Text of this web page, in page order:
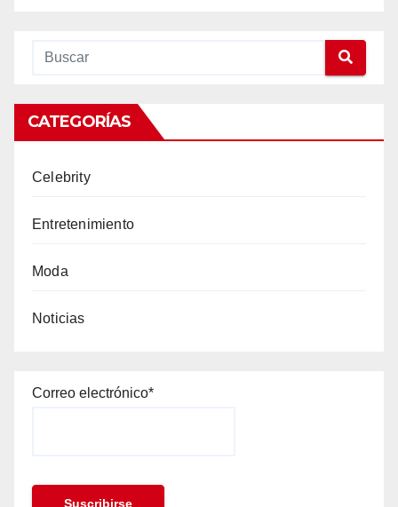
CATEGORÍAS
Celebrity
Entretenimiento
Moda
Noticias
Correo electrónico*